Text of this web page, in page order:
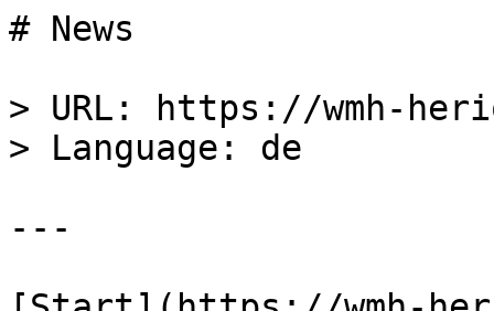
# News
> URL: https://wmh-
> Language: de
---